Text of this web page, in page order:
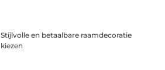
Stijlvolle en betaalbare raamdecoratie
kiezen